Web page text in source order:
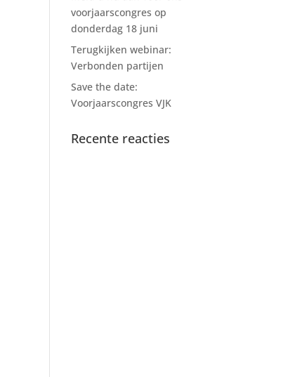
voorjaarscongres op
donderdag 18 juni
Terugkijken webinar:
Verbonden partijen
Save the date:
Voorjaarscongres VJK
Recente reacties